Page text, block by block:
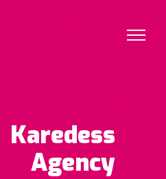
Karedess
Agency